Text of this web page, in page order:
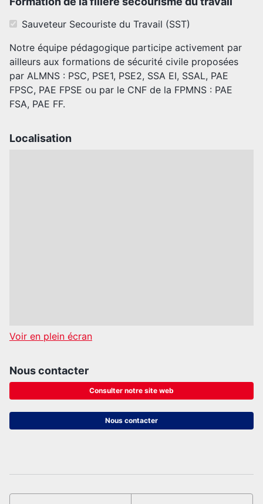
Sauveteur Secouriste du Travail (SST)
Notre équipe pédagogique participe activement par
ailleurs aux formations de sécurité civile proposées
par ALMNS : PSC, PSE1, PSE2, SSA EI, SSAL, PAE
FPSC, PAE FPSE ou par le CNF de la FPMNS : PAE
FSA, PAE FF.
Localisation
Voir en plein écran
Nous contacter
Consulter notre site web
Nous contacter